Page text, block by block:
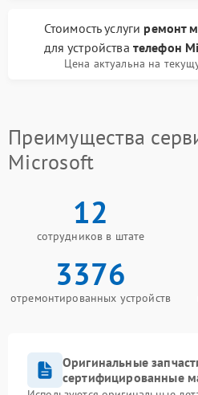
Стоимость услуги ремонт
для устройства телефон
Цена актуальна на
Преимущества
Microsoft
12
сотрудников в штате
3376
отремонтированных устройств
Оригинальные
сертифицированные